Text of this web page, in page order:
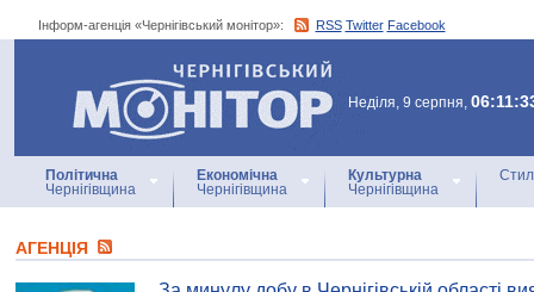
Інформ-агенція «Чернігівський монітор»: RSS Twitter Facebook
Інформ-агенція
«Чернігівський монітор»
Неділя, 9 серпня,
Політична
Чернігівщина
Економічна
Чернігівщина
Культурна
Чернігівщина
АГЕНЦIЯ